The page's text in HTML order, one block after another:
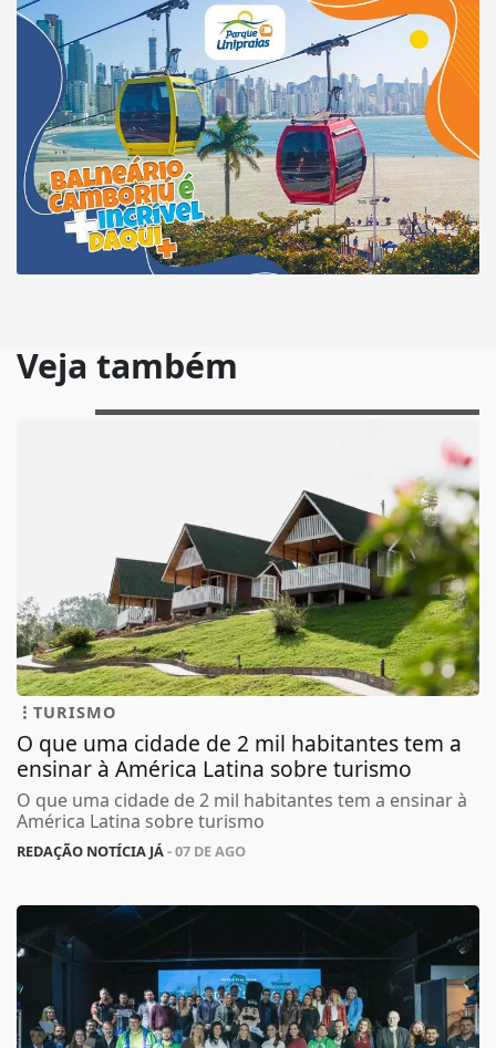
Veja também
TURISMO
O que uma cidade de 2 mil habitantes tem a
ensinar à América Latina sobre turismo
O que uma cidade de 2 mil habitantes tem a ensinar à
América Latina sobre turismo
REDAÇÃO NOTÍCIA JÁ- 07 DE AGO